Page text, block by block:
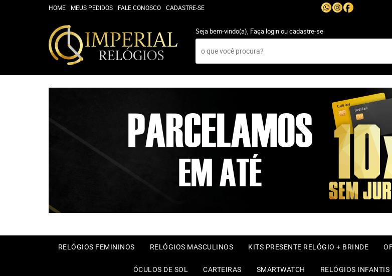
HOME MEUS PEDIDOS FALE CONOSCO CADASTRE-SE
Seja bem-vindo(a), Faça loginoucadastre-se
RELÓGIOS FEMININOS RELÓGIOS MASCULINOS KITS PRESENTE RELÓGIO + BRINDE
ÓCULOS DE SOL CARTEIRAS SMARTWATCH RELÓGIOS INFANTIS